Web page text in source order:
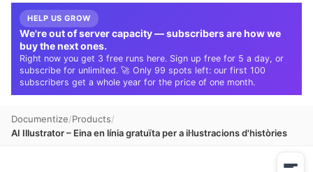
HELP US GROW
We're out of server capacity — subscribers are how we
buy the next ones.
Right now you get 3 free runs here. Sign up free for 5 a day, or
subscribe for unlimited. 🚀 Only 99 spots left: our first 100
subscribers get a whole year for the price of one month.
Documentize Products
AI Illustrator – Eina en línia gratuïta per a il·lustracions d'històries